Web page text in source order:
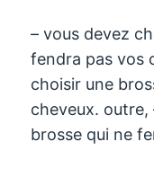
– vous devez
fendra pas vos
choisir une
cheveux. outre,
brosse qui ne